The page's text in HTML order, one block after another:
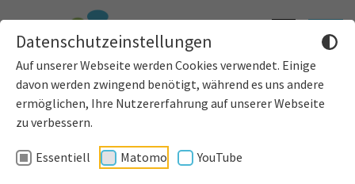
Datenschutzeinstellungen
Auf unserer Webseite werden Cookies verwendet. Einige
davon werden zwingend benötigt, während es uns andere
ermöglichen, Ihre Nutzererfahrung auf unserer Webseite
zu verbessern.
Essentiell Matomo YouTube
Informationen
einblenden
Toggle
Pfarrkirche St. Michael
Pfarrkirche St. Bartholomäus